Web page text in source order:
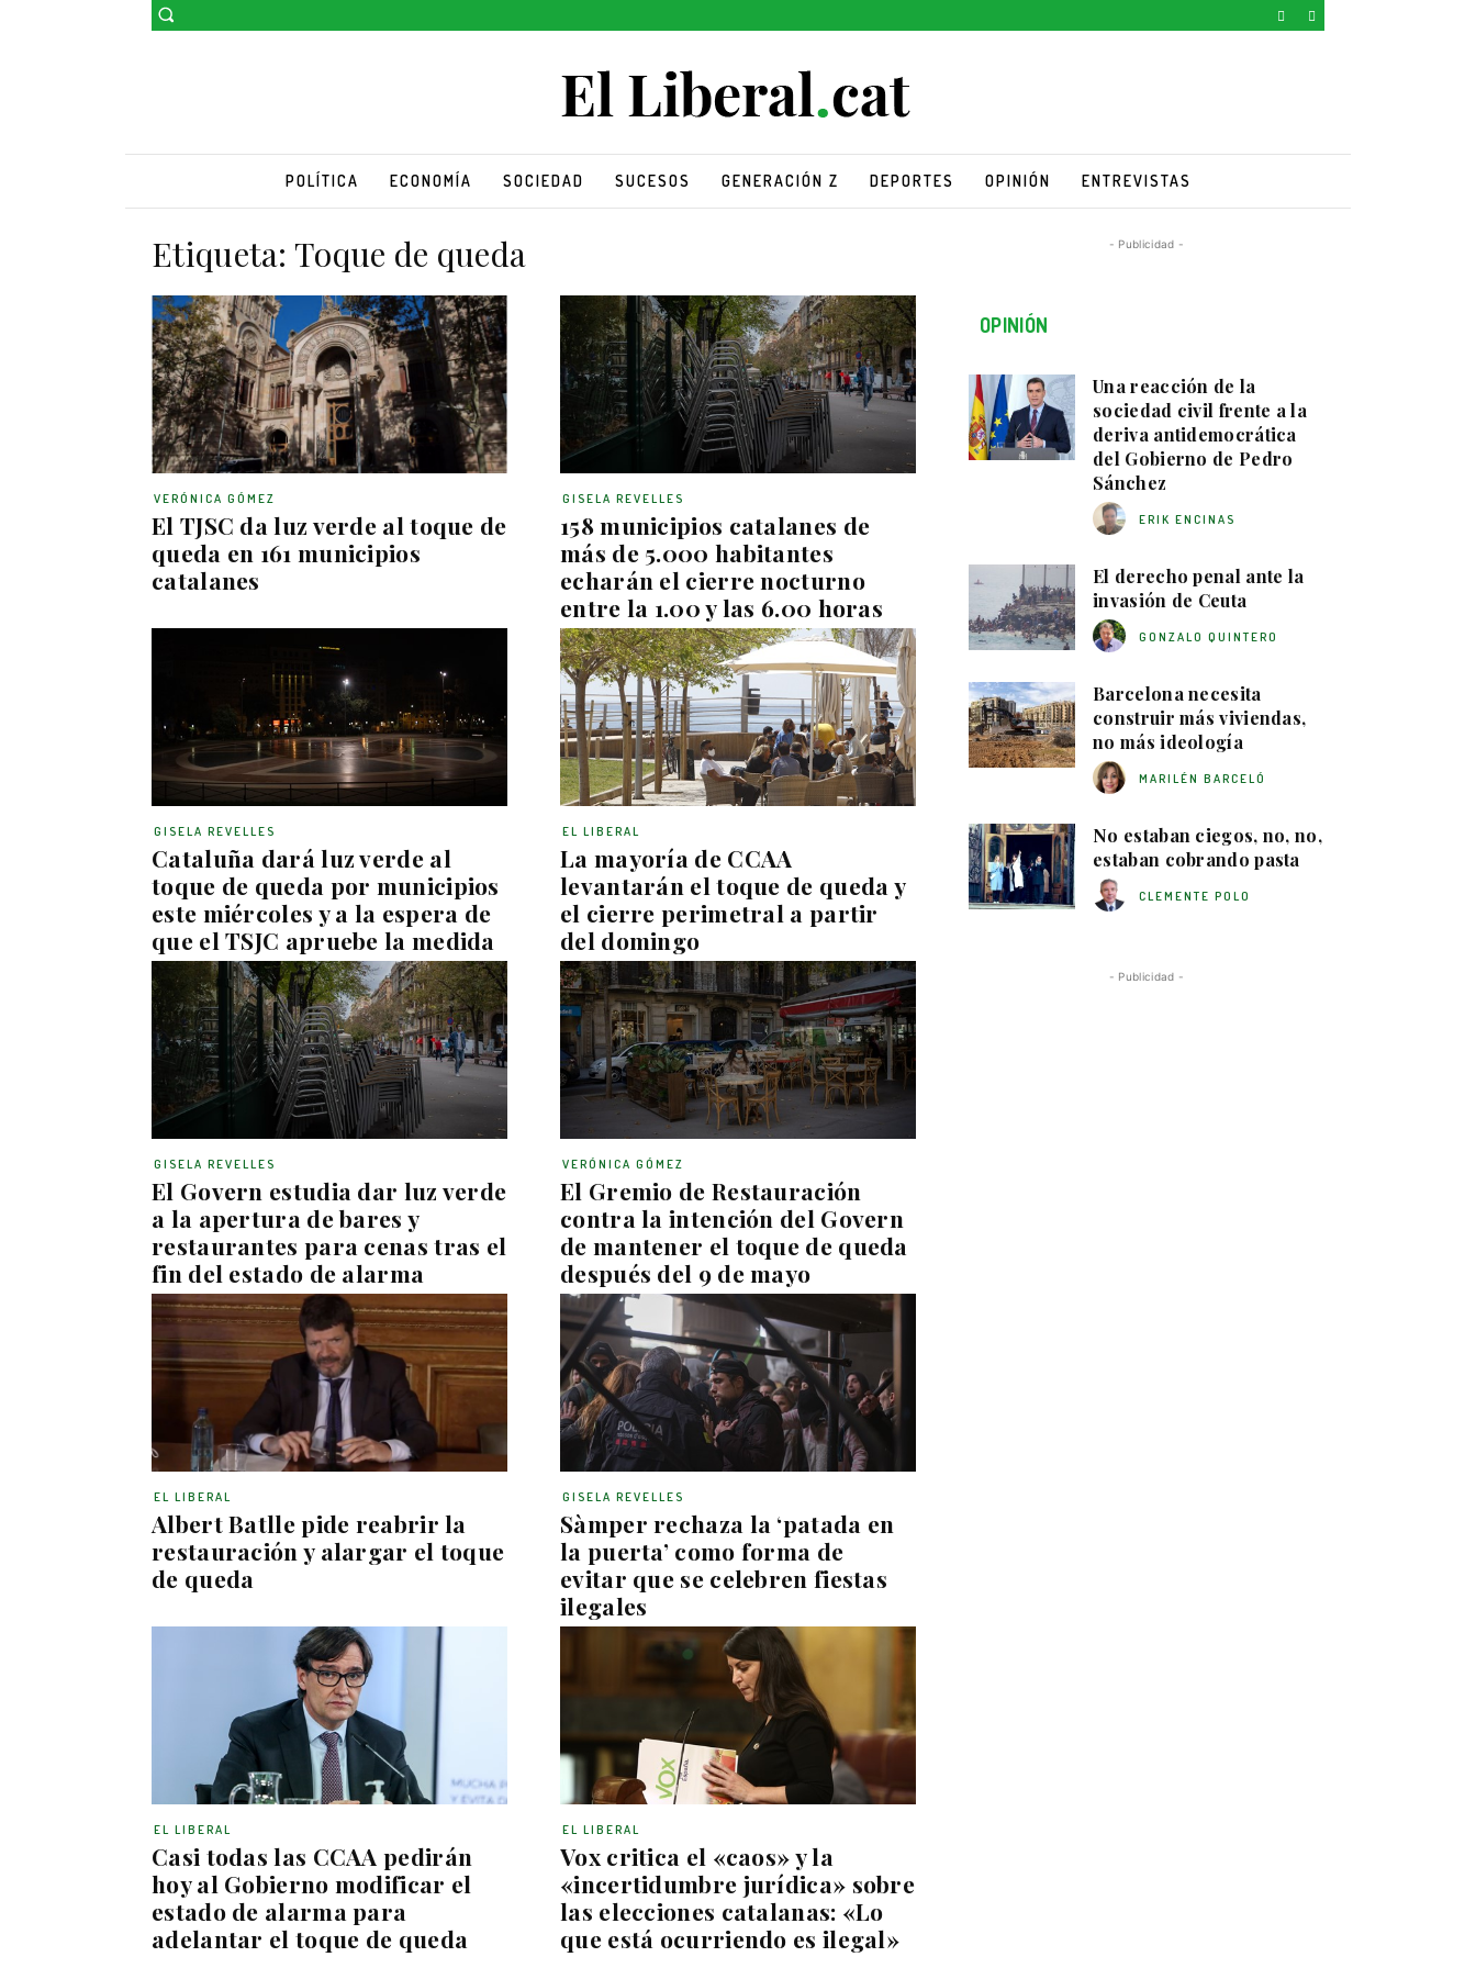
POLÍTICA ECONOMÍA SOCIEDAD SUCESOS GENERACIÓN Z DEPORTES OPINIÓN ENTREVISTAS
Etiqueta:Toque de queda
El TJSC da luz verde al toque de
queda en 161 municipios
catalanes
VERÓNICA GÓMEZ
158 municipios catalanes de
más de 5.000 habitantes
echarán el cierre nocturno
entre la 1.00 y las 6.00 horas
GISELA REVELLES
Cataluña dará luz verde al
toque de queda por municipios
este miércoles y a la espera de
que el TSJC apruebe la medida
GISELA REVELLES
La mayoría de CCAA
levantarán el toque de queda y
el cierre perimetral a partir
del domingo
EL LIBERAL
El Govern estudia dar luz verde
a la apertura de bares y
restaurantes para cenas tras el
fin del estado de alarma
GISELA REVELLES
El Gremio de Restauración
contra la intención del Govern
de mantener el toque de queda
después del 9 de mayo
VERÓNICA GÓMEZ
Albert Batlle pide reabrir la
restauración y alargar el toque
de queda
EL LIBERAL
Sàmper rechaza la ‘patada en
la puerta’ como forma de
evitar que se celebren fiestas
ilegales
GISELA REVELLES
Casi todas las CCAA pedirán
hoy al Gobierno modificar el
estado de alarma para
adelantar el toque de queda
EL LIBERAL
Vox critica el «caos» y la
«incertidumbre jurídica» sobre
las elecciones catalanas: «Lo
que está ocurriendo es ilegal»
EL LIBERAL
- Publicidad -
OPINIÓN
Una reacción de la
sociedad civil frente a la
deriva antidemocrática
del Gobierno de Pedro
Sánchez
ERIK ENCINAS
El derecho penal ante la
invasión de Ceuta
GONZALO QUINTERO
Barcelona necesita
construir más viviendas,
no más ideología
MARILÉN BARCELÓ
No estaban ciegos, no, no,
estaban cobrando pasta
CLEMENTE POLO
- Publicidad -